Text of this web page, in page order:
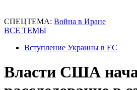
СПЕЦТЕМА: Война в Иране
ВСЕ ТЕМЫ
Вступление Украины в ЕС
Власти США